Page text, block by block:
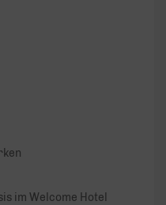
im Welcome Hotel